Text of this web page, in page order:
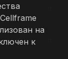
на
к